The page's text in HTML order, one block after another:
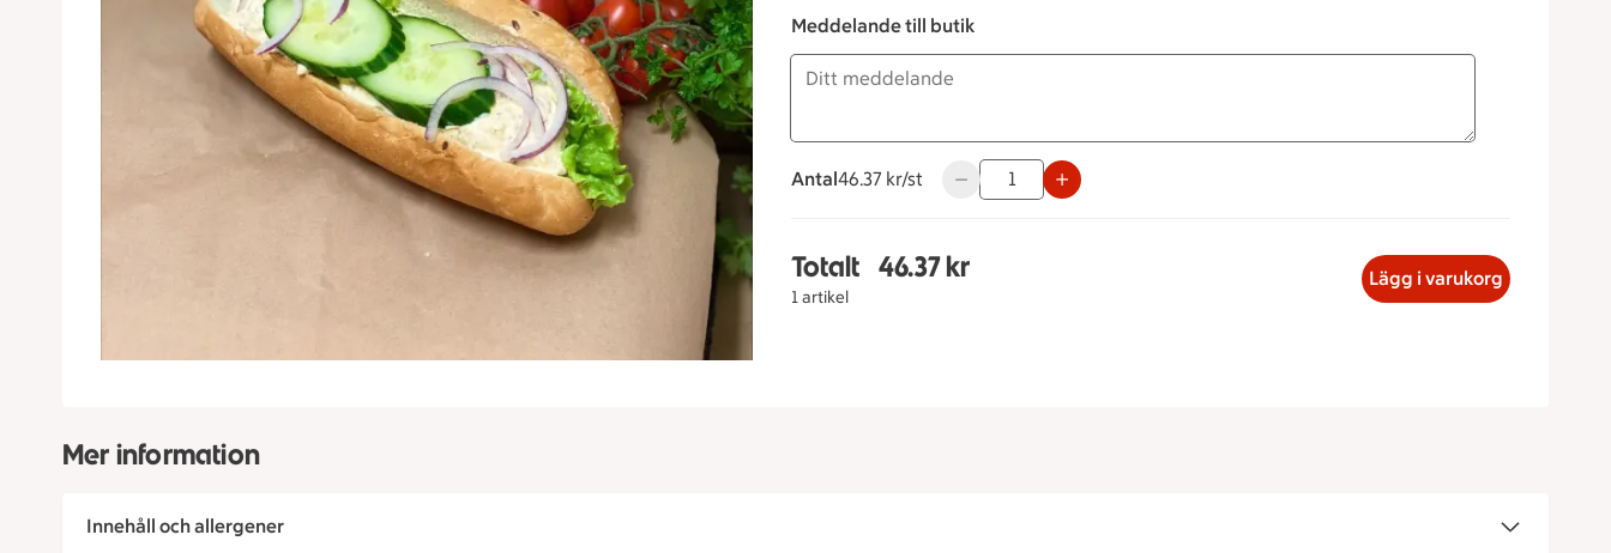
Meddelande till butik
Antal
46.37 kronor styck
46.37 kr/st Använd knapparna för att minska eller öka värdet, eller ange ett värde
Totalt
1 artikel
Totalt 1 stycken Baguette kebab, 46.37 kronor
46.37 kr Lägg i varukorg
Mer information
Innehåll och allergener